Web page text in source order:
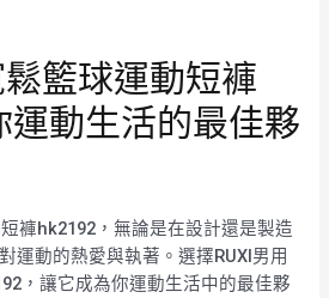
籃球運動短褲
動生活的最佳夥
褲hk2192，無論是在設計還是製造
運動的熱愛與執著。選擇RUXI男用
，讓它成為你運動生活中的最佳夥